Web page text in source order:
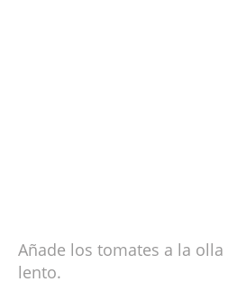
Añade los tomates a la
lento.